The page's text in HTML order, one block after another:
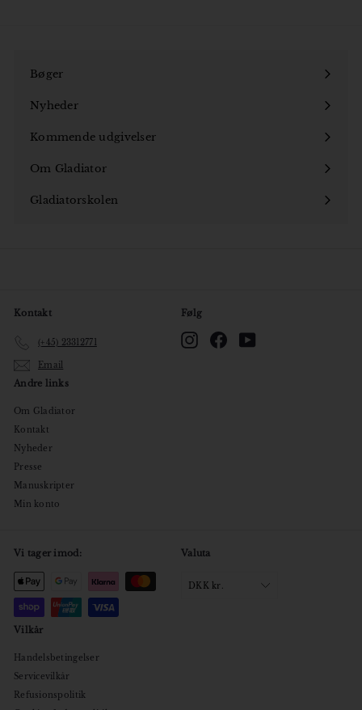
Bøger
Åbn
Nyheder
Kommende udgivelser
Om Gladiator
Åbn
Gladiatorskolen
Åbn
Kontakt
(+45) 23312771
Email
Følg
InstagramFacebook
Andre links
Om Gladiator
Kontakt
Nyheder
Presse
Manuskripter
Min konto
Vi tager imod: Valuta
DKK kr.
Vilkår
Handelsbetingelser
Servicevilkår
Refusionspolitik